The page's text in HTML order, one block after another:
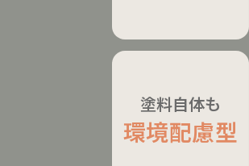
塗料自体も
環境配慮型